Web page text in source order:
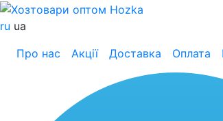
ru ua
Про нас
Акції Доставка Оплата